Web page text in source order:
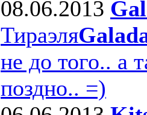
08.06.2013
Тираэля
не до того.. а
поздно.. =)